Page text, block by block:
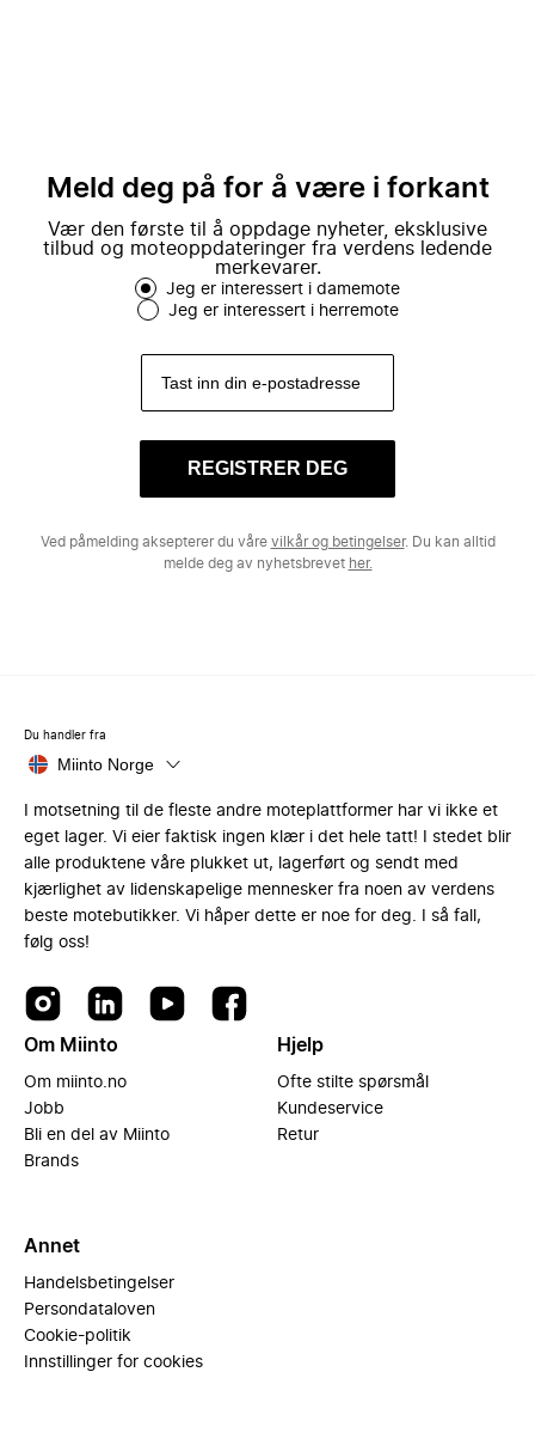
Meld deg på for å være i forkant
Vær den første til å oppdage nyheter, eksklusive
tilbud og moteoppdateringer fra verdens ledende
merkevarer.
Jeg er interessert i damemote
Jeg er interessert i herremote
REGISTRER DEG
Ved påmelding aksepterer du våre vilkår og betingelser. Du kan alltid
melde deg av nyhetsbrevet her.
Du handler fra
Miinto Norge
I motsetning til de fleste andre moteplattformer har vi ikke et
eget lager. Vi eier faktisk ingen klær i det hele tatt! I stedet blir
alle produktene våre plukket ut, lagerført og sendt med
kjærlighet av lidenskapelige mennesker fra noen av verdens
beste motebutikker. Vi håper dette er noe for deg. I så fall,
følg oss!
Om Miinto
Om miinto.no
Jobb
Bli en del av Miinto
Brands
Hjelp
Ofte stilte spørsmål
Kundeservice
Retur
Annet
Handelsbetingelser
Persondataloven
Cookie-politik
Innstillinger for cookies